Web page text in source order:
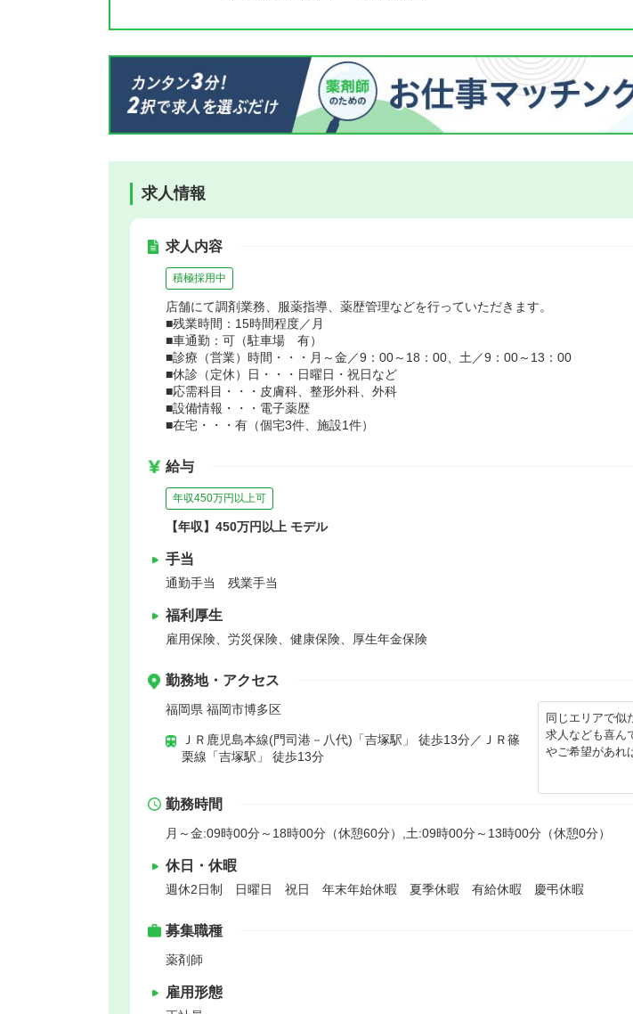
求人情報
求人内容
積極採用中
店舗にて調剤業務、服薬指導、薬歴管理などを行っていただきます。
■残業時間：15時間程度／月
■車通勤：可（駐車場 有）
■診療（営業）時間・・・月～金／9：00～18：00、土／9：00～13：00
■休診（定休）日・・・日曜日・祝日など
■応需科目・・・皮膚科、整形外科、外科
■設備情報・・・電子薬歴
■在宅・・・有（個宅3件、施設1件）
給与
年収450万円以上可
【年収】450万円以上 モデル
手当
通勤手当 残業手当
福利厚生
雇用保険、労災保険、健康保険、厚生年金保険
勤務地・アクセス
福岡県 福岡市博多区
ＪＲ鹿児島本線(門司港－八代)「吉塚駅」 徒歩13分／ＪＲ篠
栗線「吉塚駅」 徒歩13分
同じエリアで似
求人なども喜ん
やご希望があれ
勤務時間
月～金:09時00分～18時00分（休憩60分）,土:09時00分～13時00分（休憩0分）
休日・休暇
週休2日制 日曜日 祝日 年末年始休暇 夏季休暇 有給休暇 慶弔休暇
募集職種
薬剤師
雇用形態